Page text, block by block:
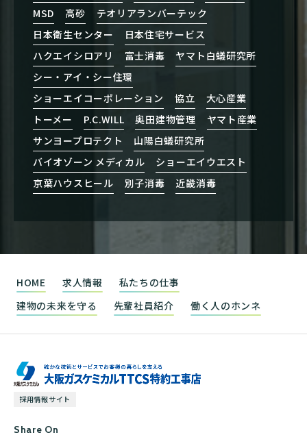
MSD
高砂
テオリアランバーテック
日本衛生センター
日本住宅サービス
ハクエイシロアリ
富士消毒
ヤマト白蟻研究所
シー・アイ・シー住環
ショーエイコーポレーション
協立
大心産業
トーメー
P.C.WILL 奥田建物管理
ヤマト産業
サンヨープロテクト
山陽白蟻研究所
バイオゾーン メディカル
ショーエイウエスト
京葉ハウスヒール
別子消毒 近畿消毒
HOME 求人情報
私たちの仕事
建物の未来を守る
先輩社員紹介 働く人のホンネ
採用情報サイト
Share On